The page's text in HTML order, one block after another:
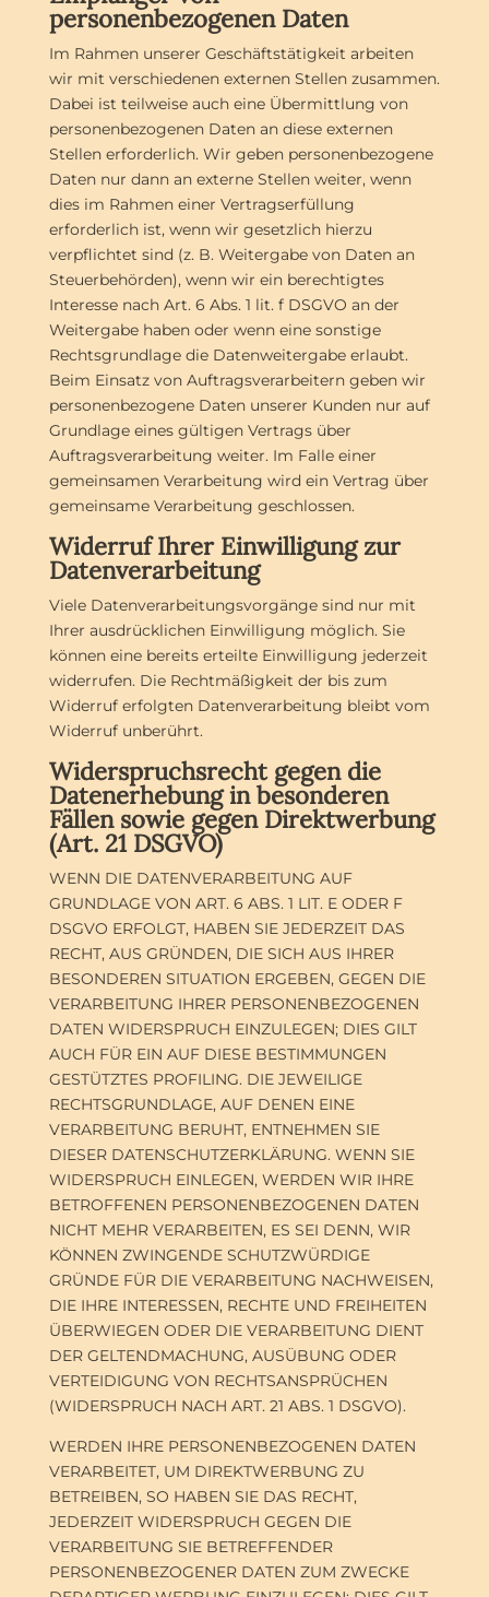
personenbezogenen Daten
Im Rahmen unserer Geschäftstätigkeit arbeiten
wir mit verschiedenen externen Stellen zusammen.
Dabei ist teilweise auch eine Übermittlung von
personenbezogenen Daten an diese externen
Stellen erforderlich. Wir geben personenbezogene
Daten nur dann an externe Stellen weiter, wenn
dies im Rahmen einer Vertragserfüllung
erforderlich ist, wenn wir gesetzlich hierzu
verpflichtet sind (z. B. Weitergabe von Daten an
Steuerbehörden), wenn wir ein berechtigtes
Interesse nach Art. 6 Abs. 1 lit. f DSGVO an der
Weitergabe haben oder wenn eine sonstige
Rechtsgrundlage die Datenweitergabe erlaubt.
Beim Einsatz von Auftragsverarbeitern geben wir
personenbezogene Daten unserer Kunden nur auf
Grundlage eines gültigen Vertrags über
Auftragsverarbeitung weiter. Im Falle einer
gemeinsamen Verarbeitung wird ein Vertrag über
gemeinsame Verarbeitung geschlossen.
Widerruf Ihrer Einwilligung zur
Datenverarbeitung
Viele Datenverarbeitungsvorgänge sind nur mit
Ihrer ausdrücklichen Einwilligung möglich. Sie
können eine bereits erteilte Einwilligung jederzeit
widerrufen. Die Rechtmäßigkeit der bis zum
Widerruf erfolgten Datenverarbeitung bleibt vom
Widerruf unberührt.
Widerspruchsrecht gegen die
Datenerhebung in besonderen
Fällen sowie gegen Direktwerbung
(Art. 21 DSGVO)
WENN DIE DATENVERARBEITUNG AUF
GRUNDLAGE VON ART. 6 ABS. 1 LIT. E ODER F
DSGVO ERFOLGT, HABEN SIE JEDERZEIT DAS
RECHT, AUS GRÜNDEN, DIE SICH AUS IHRER
BESONDEREN SITUATION ERGEBEN, GEGEN DIE
VERARBEITUNG IHRER PERSONENBEZOGENEN
DATEN WIDERSPRUCH EINZULEGEN; DIES GILT
AUCH FÜR EIN AUF DIESE BESTIMMUNGEN
GESTÜTZTES PROFILING. DIE JEWEILIGE
RECHTSGRUNDLAGE, AUF DENEN EINE
VERARBEITUNG BERUHT, ENTNEHMEN SIE
DIESER DATENSCHUTZERKLÄRUNG. WENN SIE
WIDERSPRUCH EINLEGEN, WERDEN WIR IHRE
BETROFFENEN PERSONENBEZOGENEN DATEN
NICHT MEHR VERARBEITEN, ES SEI DENN, WIR
KÖNNEN ZWINGENDE SCHUTZWÜRDIGE
GRÜNDE FÜR DIE VERARBEITUNG NACHWEISEN,
DIE IHRE INTERESSEN, RECHTE UND FREIHEITEN
ÜBERWIEGEN ODER DIE VERARBEITUNG DIENT
DER GELTENDMACHUNG, AUSÜBUNG ODER
VERTEIDIGUNG VON RECHTSANSPRÜCHEN
(WIDERSPRUCH NACH ART. 21 ABS. 1 DSGVO).
WERDEN IHRE PERSONENBEZOGENEN DATEN
VERARBEITET, UM DIREKTWERBUNG ZU
BETREIBEN, SO HABEN SIE DAS RECHT,
JEDERZEIT WIDERSPRUCH GEGEN DIE
VERARBEITUNG SIE BETREFFENDER
PERSONENBEZOGENER DATEN ZUM ZWECKE